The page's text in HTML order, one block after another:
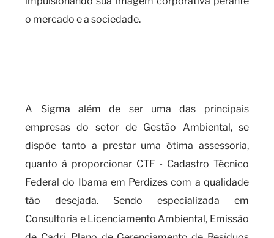
o mercado e a sociedade.
A Sigma além de ser uma das principais
empresas do setor de Gestão Ambiental, se
dispõe tanto a prestar uma ótima assessoria,
quanto à proporcionar CTF - Cadastro Técnico
Federal do Ibama em Perdizes com a qualidade
tão desejada. Sendo especializada em
Consultoria e Licenciamento Ambiental, Emissão